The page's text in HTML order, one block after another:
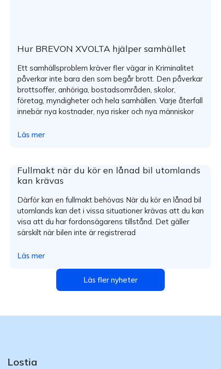
Hur BREVON XVOLTA hjälper samhället
Ett samhällsproblem kräver fler vägar in Kriminalitet
påverkar inte bara den som begår brott. Den påverkar
brottsoffer, anhöriga, bostadsområden, skolor,
företag, myndigheter och hela samhällen. Varje återfall
innebär nya kostnader, nya risker och nya människor
Läs mer
Fullmakt när du kör en lånad bil utomlands
kan krävas
Därför kan en fullmakt behövas När du kör en lånad bil
utomlands kan det i vissa situationer krävas att du kan
visa att du har fordonsägarens tillstånd. Det gäller
särskilt när bilen inte är registrerad
Läs mer
Läs fler nyheter
Lostia